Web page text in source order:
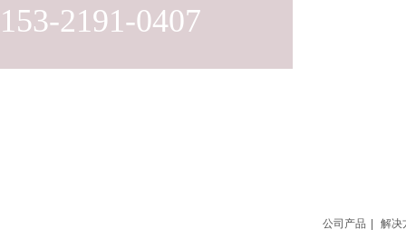
153-2191-0407
公司产品 解决